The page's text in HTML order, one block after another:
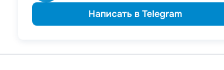
Написать в Telegram